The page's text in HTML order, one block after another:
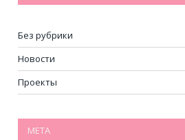
Без рубрики
Новости
Проекты
МЕТА